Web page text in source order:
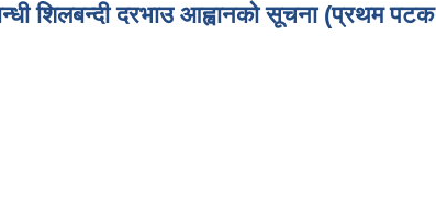
शिलबन्दी दरभाउ आह्वानको सूचना (प्रथम